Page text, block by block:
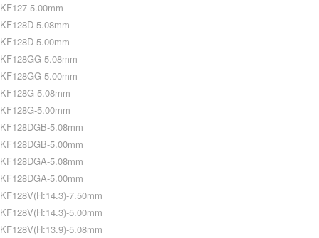
KF127-5.00mm
KF128D-5.08mm
KF128D-5.00mm
KF128GG-5.08mm
KF128GG-5.00mm
KF128G-5.08mm
KF128G-5.00mm
KF128DGB-5.08mm
KF128DGB-5.00mm
KF128DGA-5.08mm
KF128DGA-5.00mm
KF128V(H:14.3)-7.50mm
KF128V(H:14.3)-5.00mm
KF128V(H:13.9)-5.08mm